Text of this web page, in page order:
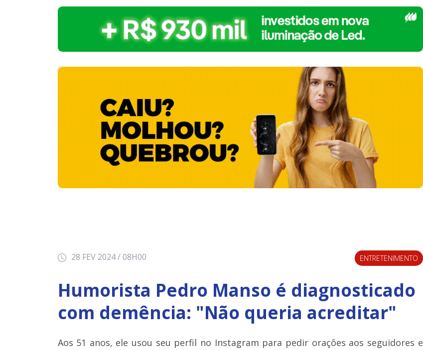
28 FEV 2024 / 08H00 ENTRETENIMENTO
Humorista Pedro Manso é diagnosticado
com demência: "Não queria acreditar"
Aos 51 anos, ele usou seu perfil no Instagram para pedir orações aos seguidores e